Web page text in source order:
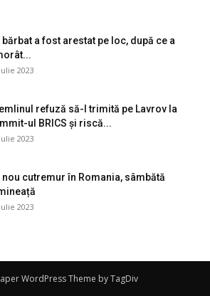
bărbat a fost arestat pe loc, după ce a
2023
refuză să-l trimită pe Lavrov la
ul BRICS și riscă...
2023
nou cutremur în Romania, sâmbătă
2023
WordPress Theme by TagDiv